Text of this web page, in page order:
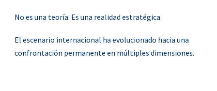
No es una teoría. Es una realidad estratégica.
El escenario internacional ha evolucionado hacia una
confrontación permanente en múltiples dimensiones.